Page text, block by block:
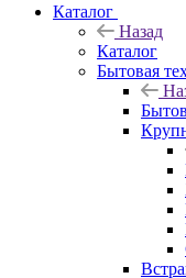
Каталог
Назад
Каталог
Бытовая